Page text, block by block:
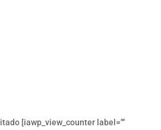
[iawp_view_counter label=""